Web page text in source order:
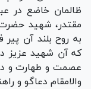
ظالمان خاضع در
مقتدر، شهید
به روح بلند آن پیر
که آن شهید عزیز
عصمت و طهارت و
والامقام دعاگو و